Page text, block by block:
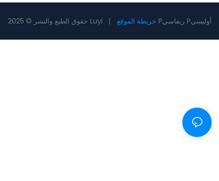
حقوق الطبع والنشر © 2025 Luyi | Pريفاسي Pأوليسي